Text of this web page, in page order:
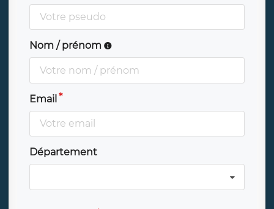
Nom / prénom
Email
Département